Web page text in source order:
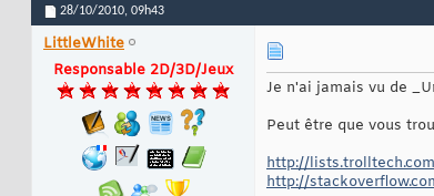
28/10/2010, 09h43
LittleWhite
Responsable 2D/3D/Jeux
Je n'ai jamais vu de
Peut être que vous
http://
http://